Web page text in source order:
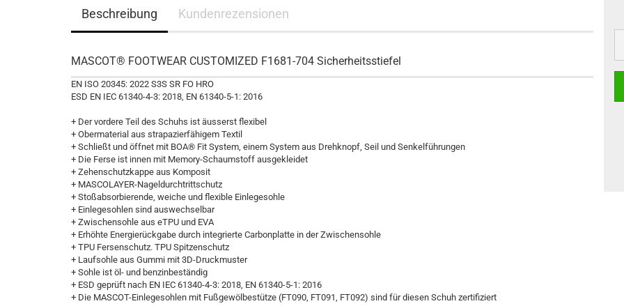
Beschreibung Kundenrezensionen
MASCOT® FOOTWEAR CUSTOMIZED F1681-704 Sicherheitsstiefel
EN ISO 20345: 2022 S3S SR FO HRO
ESD EN IEC 61340-4-3: 2018, EN 61340-5-1: 2016
+ Der vordere Teil des Schuhs ist äusserst flexibel
+ Obermaterial aus strapazierfähigem Textil
+ Schließt und öffnet mit BOA® Fit System, einem System aus Drehknopf, Seil und Senkelführungen
+ Die Ferse ist innen mit Memory-Schaumstoff ausgekleidet
+ Zehenschutzkappe aus Komposit
+ MASCOLAYER-Nageldurchtrittschutz
+ Stoßabsorbierende, weiche und flexible Einlegesohle
+ Einlegesohlen sind auswechselbar
+ Zwischensohle aus eTPU und EVA
+ Erhöhte Energierückgabe durch integrierte Carbonplatte in der Zwischensohle
+ TPU Fersenschutz. TPU Spitzenschutz
+ Laufsohle aus Gummi mit 3D-Druckmuster
+ Sohle ist öl- und benzinbeständig
+ ESD geprüft nach EN IEC 61340-4-3: 2018, EN 61340-5-1: 2016
+ Die MASCOT-Einlegesohlen mit Fußgewölbestütze (FT090, FT091, FT092) sind für diesen Schuh zertifiziert